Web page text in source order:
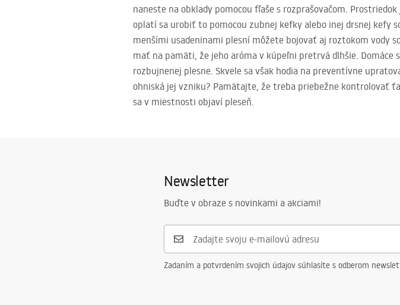
naneste na obklady pomocou fľaše s rozprašovačom.
oplatí sa urobiť to pomocou zubnej kefky alebo inej drsnej kefy
menšími usadeninami plesní môžete bojovať aj roztokom vody
mať na pamäti, že jeho aróma v kúpeľni pretrvá dlhšie. Domáce
rozbujnenej plesne. Skvele sa však hodia na preventívne
ohniská jej vzniku? Pamätajte, že treba priebežne kontrolovať
sa v miestnosti objaví pleseň.
Newsletter
Buďte v obraze s novinkami a akciami!
Zadaním a potvrdením svojich údajov súhlasíte s odberom